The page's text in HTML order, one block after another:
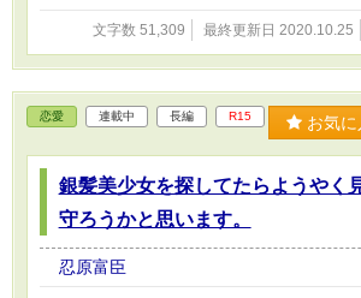
み、広大な土地の崖に王国を築いた。青草の生
潤す湖、他国から攻め入られることのないよ
山々を作り上げた。 人類の居ない王国。オー
達を救う為、【トバシラ】と呼ぶ十人の従者を
けにより、彼等には神の力が与えられた
ィーン】の建国から百年以上が経ち、国内の人
た。家を与えられ、食料を与えられ、仕事を
不自由のないその国では争いごとはほとんど起
た。 オーディーン国の豊かな土地を狙う他
び立つ巨大な竜を見たと言う。 オーディンや
人、神の思惑が交差する異種族戦争が今始ま
ベースにしているだけですので、実際のものと
第六話（約30話分ほど）まで、毎日17時に投
文字数 51,309 最終更新日 2020.10.25
恋愛 連載中 長編 R15 お気
銀髪美少女を探してたらようやく
守ろうかと思います。
忍原富臣